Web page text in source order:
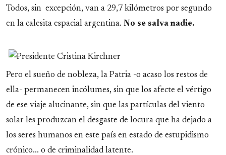
Todos, sin excepción, van a 29,7 kilómetros por segundo
en la calesita espacial argentina. No se salva nadie.
Pero el sueño de nobleza, la Patria -o acaso los restos de
ella- permanecen incólumes, sin que los afecte el vértigo
de ese viaje alucinante, sin que las partículas del viento
solar les produzcan el desgaste de locura que ha dejado a
los seres humanos en este país en estado de estupidismo
crónico... o de criminalidad latente.